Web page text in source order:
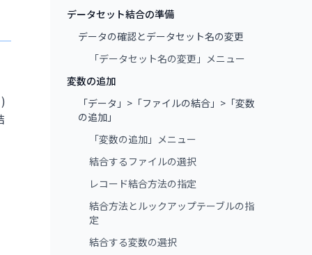
データセット結合の準備
データの確認とデータセット名の変更
「データセット名の変更」メニュー
変数の追加
「データ」>「ファイルの結合」>「変数
の追加」
「変数の追加」メニュー
結合するファイルの選択
レコード結合方法の指定
結合方法とルックアップテーブルの指
定
結合する変数の選択